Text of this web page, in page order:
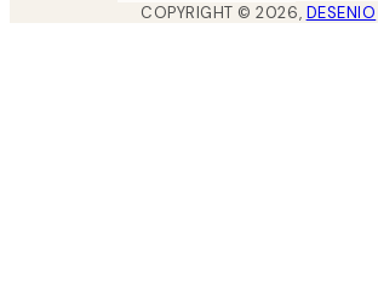
COPYRIGHT ©2026, DESENIO